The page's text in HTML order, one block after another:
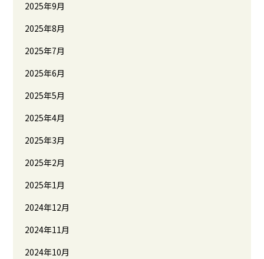
2025年9月
2025年8月
2025年7月
2025年6月
2025年5月
2025年4月
2025年3月
2025年2月
2025年1月
2024年12月
2024年11月
2024年10月